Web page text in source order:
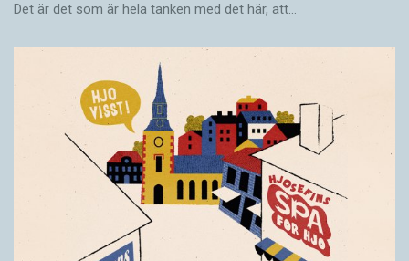
Det är det som är hela tanken med det här, att…